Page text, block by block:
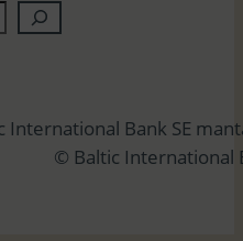
International Bank SE
© Baltic International